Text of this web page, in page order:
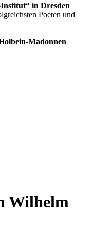
in Dresden
Poeten und
Madonnen
Wilhelm